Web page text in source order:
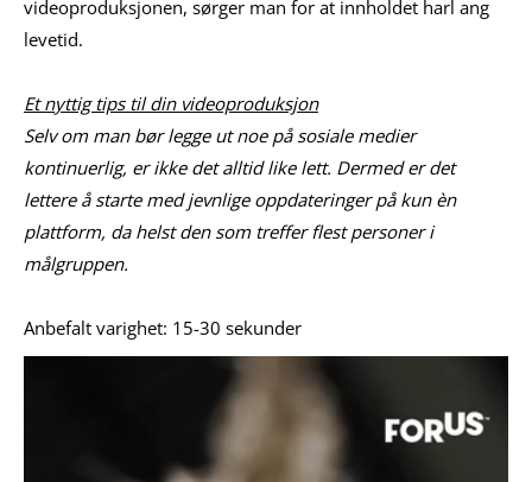
videoproduksjonen, sørger man for at innholdet harl ang
levetid.
Et nyttig tips til din videoproduksjon
Selv om man bør legge ut noe på sosiale medier
kontinuerlig, er ikke det alltid like lett. Dermed er det
lettere å starte med jevnlige oppdateringer på kun èn
plattform, da helst den som treffer flest personer i
målgruppen.
Anbefalt varighet: 15-30 sekunder